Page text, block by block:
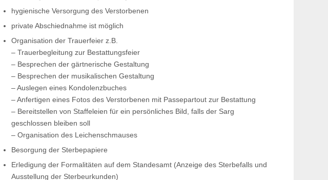
hygienische Versorgung des Verstorbenen
private Abschiednahme ist möglich
Organisation der Trauerfeier z.B.
– Trauerbegleitung zur Bestattungsfeier
– Besprechen der gärtnerische Gestaltung
– Besprechen der musikalischen Gestaltung
– Auslegen eines Kondolenzbuches
– Anfertigen eines Fotos des Verstorbenen mit Passepartout zur Bestattung
– Bereitstellen von Staffeleien für ein persönliches Bild, falls der Sarg
geschlossen bleiben soll
– Organisation des Leichenschmauses
Besorgung der Sterbepapiere
Erledigung der Formalitäten auf dem Standesamt (Anzeige des Sterbefalls und
Ausstellung der Sterbeurkunden)